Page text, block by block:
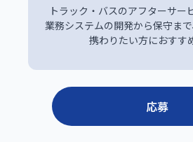
トラック・バスのアフターサー
業務システムの開発から保守ま
携わりたい方におすす
応募